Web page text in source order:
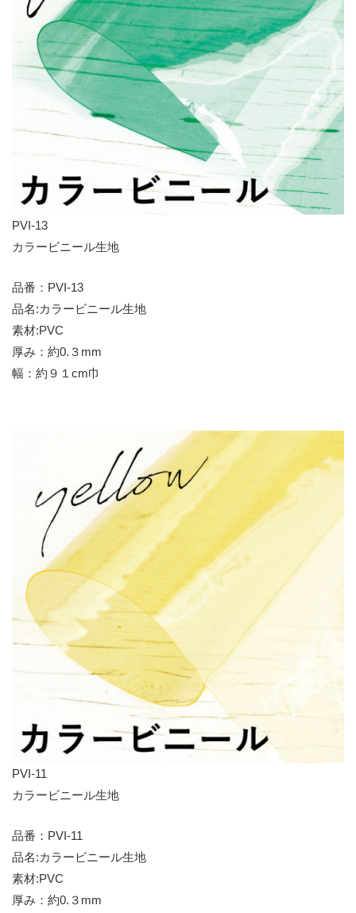
PVI-13
カラービニール生地
品番：PVI-13
品名:カラービニール生地
素材:PVC
厚み：約0.３mm
幅：約９１cm巾
PVI-11
カラービニール生地
品番：PVI-11
品名:カラービニール生地
素材:PVC
厚み：約0.３mm